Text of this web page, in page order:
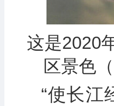
这是2020
区景色
“使长江